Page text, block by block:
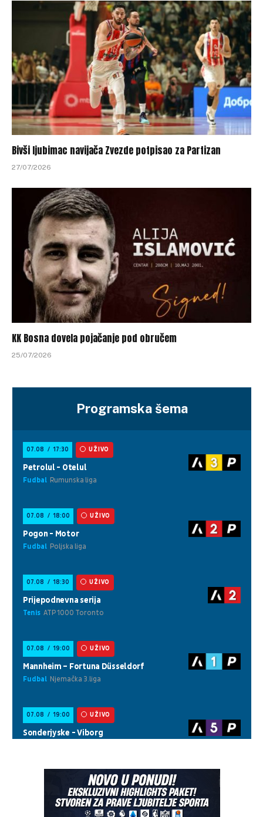
Bivši ljubimac navijača Zvezde potpisao za Partizan
27/07/2026
KK Bosna dovela pojačanje pod obručem
25/07/2026
Programska šema